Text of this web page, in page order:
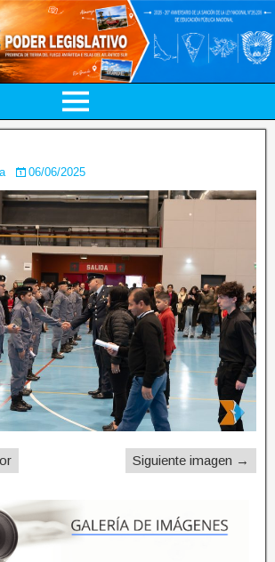
06/06/2025
Siguiente imagen →